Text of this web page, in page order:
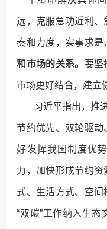
远，克服急功近利
奏和力度，实事求是
和市场的关系。 要坚
市场更好结合，建立
习近平指出，推进
节约优先、双轮驱动
好发挥我国制度优
力，加快形成节约
式、生活方式、空间
“双碳”工作纳入生